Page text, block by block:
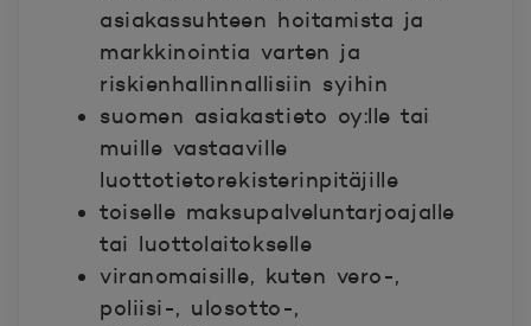
asiakassuhteen hoitamista ja
markkinointia varten ja
riskienhallinnallisiin syihin
suomen asiakastieto oy:lle tai
muille vastaaville
luottotietorekisterinpitäjille
toiselle maksupalveluntarjoajalle
tai luottolaitokselle
viranomaisille, kuten vero-,
poliisi-, ulosotto-,